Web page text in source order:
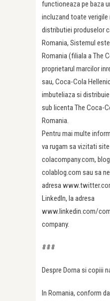
functioneaza pe baza
incluzand toate
distributiei produselor
Romania, Sistemul
Romania (filiala a The
proprietarul marcilor
sau, Coca-Cola
imbuteliaza si
sub licenta The Coca-
Romania.
Pentru mai multe
va rugam sa vizitati
colacompany.com,
colablog.com sau sa
adresa
LinkedIn, la adresa
www.linkedin.com/
company.
###
Despre Dorna si copiii
In Romania, conform